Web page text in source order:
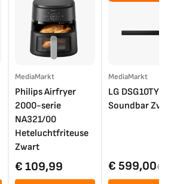
MediaMarkt
Philips Airfryer
2000-serie
NA321/00
Heteluchtfriteuse
Zwart
€ 109,99
MediaMarkt
LG DSG10TY
Soundbar
€ 599,00€